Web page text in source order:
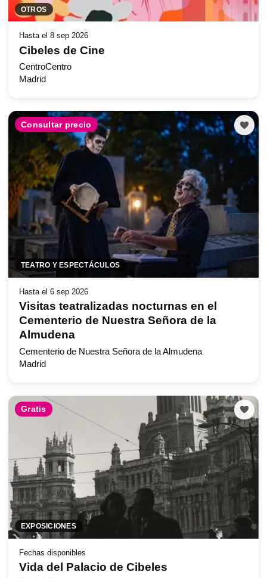
OTROS
Hasta el 8 sep 2026
Cibeles de Cine
CentroCentro
Madrid
Consultar precio
TEATRO Y ESPECTÁCULOS
Hasta el 6 sep 2026
Visitas teatralizadas nocturnas en el
Cementerio de Nuestra Señora de la
Almudena
Cementerio de Nuestra Señora de la Almudena
Madrid
Gratis
EXPOSICIONES
Fechas disponibles
Vida del Palacio de Cibeles